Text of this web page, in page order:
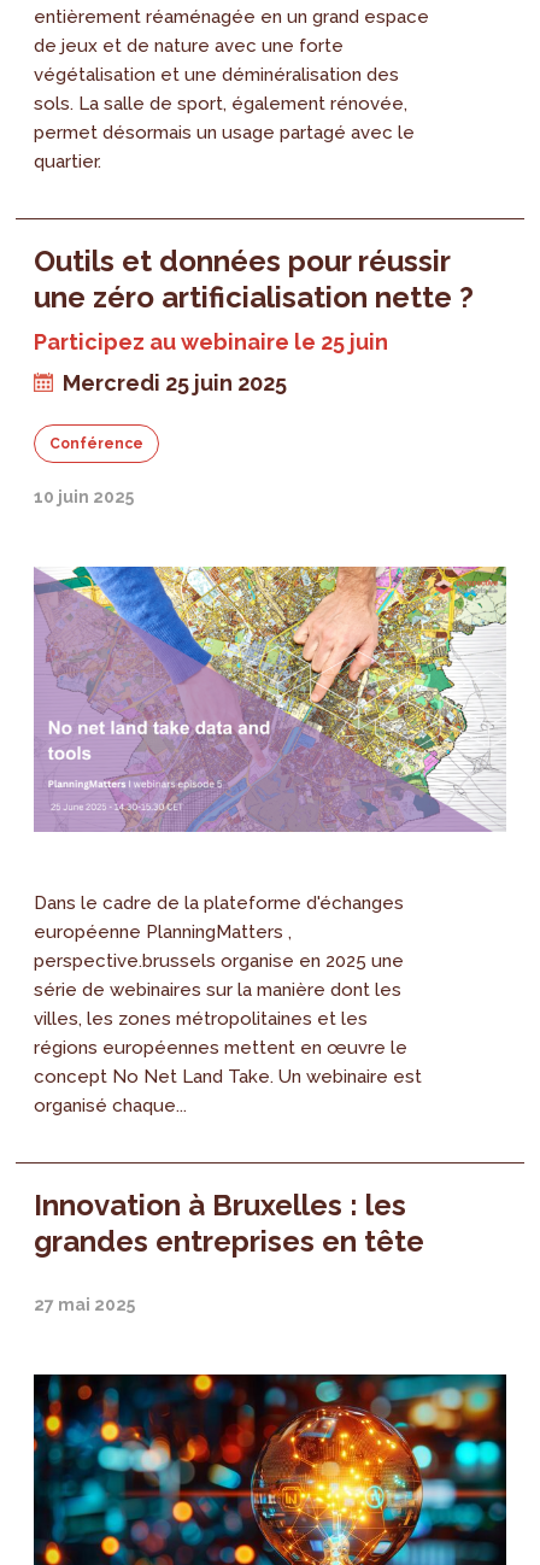
entièrement réaménagée en un grand espace
de jeux et de nature avec une forte
végétalisation et une déminéralisation des
sols. La salle de sport, également rénovée,
permet désormais un usage partagé avec le
quartier.
Outils et données pour réussir
une zéro artificialisation nette ?
Participez au webinaire le 25 juin
Mercredi 25 juin 2025
Conférence
10 juin 2025
Dans le cadre de la plateforme d'échanges
européenne PlanningMatters ,
perspective.brussels organise en 2025 une
série de webinaires sur la manière dont les
villes, les zones métropolitaines et les
régions européennes mettent en œuvre le
concept No Net Land Take. Un webinaire est
organisé chaque...
Innovation à Bruxelles : les
grandes entreprises en tête
27 mai 2025